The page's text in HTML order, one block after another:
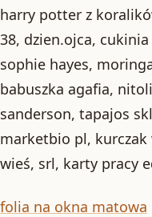
harry potter z
38, dzien.ojca,
sophie hayes,
babuszka agafia,
sanderson, tapajos
marketbio pl,
wieś, srl, karty pracy
folia na okna matowa